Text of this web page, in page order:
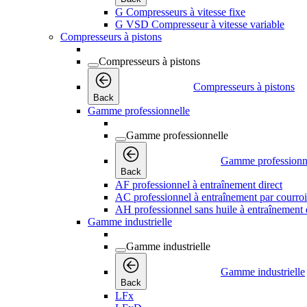
G Compresseurs à vitesse fixe
G VSD Compresseur à vitesse variable
Compresseurs à pistons
Compresseurs à pistons
Back
Compresseurs à pistons
Gamme professionnelle
Gamme professionnelle
Back
Gamme
AF professionnel à entraînement direct
AC professionnel à entraînement par
AH professionnel sans huile à entraînement
Gamme industrielle
Gamme industrielle
Back
Gamme industrielle
LFx